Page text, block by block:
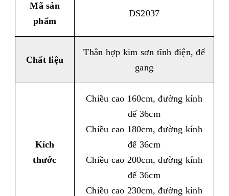
Mã sản
phẩm
DS2037
Chất liệu
Thân hợp kim sơn tĩnh điện, đế
gang
Kích
thước
Chiều cao 160cm, đường kính
đế 36cm
Chiều cao 180cm, đường kính
đế 36cm
Chiều cao 200cm, đường kính
đế 36cm
Chiều cao 230cm, đường kính